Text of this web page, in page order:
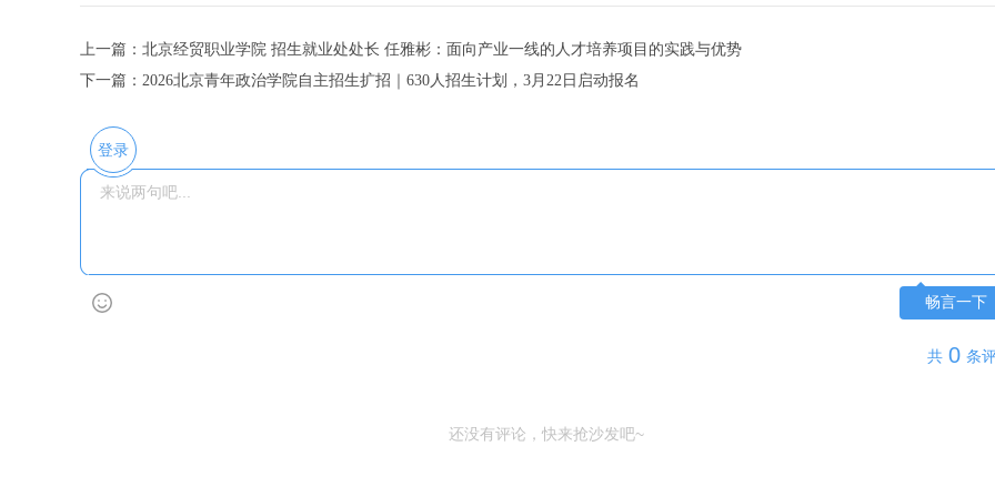
上一篇：北京经贸职业学院 招生就业处处长 任雅彬：面向产业一线的人才培养项目的实践与优势
下一篇：2026北京青年政治学院自主招生扩招｜630人招生计划，3月22日启动报名
登录
畅言一下
共 0 条
还没有评论，快来抢沙发吧~